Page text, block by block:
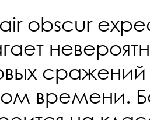
obscur
сражений
времени.